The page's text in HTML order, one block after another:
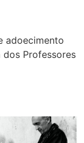
Professores